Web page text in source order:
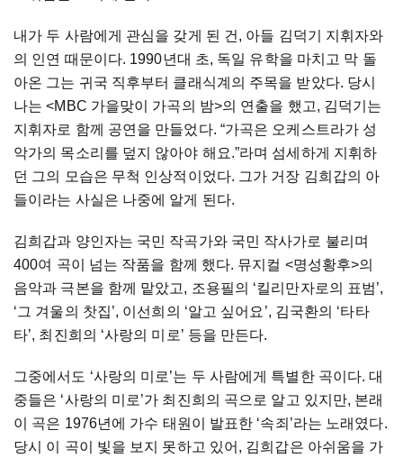
내가 두 사람에게 관심을 갖게 된 건 , 아들 김덕기
지휘자와
의 인연 때문이다. 1990년대 초, 독일 유학을 마치고 막 돌
아온 그는 귀국 직후부터 클래식계의 주목을 받았다. 당시
나는 <MBC 가을맞이 가곡의 밤>의 연출을 했고, 김덕기는
지휘자로 함께 공연을 만들었다. “가곡은 오케스트라가 성
악가의 목소리를 덮지 않아야 해요.”라며 섬세하게 지휘하
던 그의 모습은 무척 인상적이었다. 그가 거장 김희갑의 아
들이라는 사실은 나중에 알게 된다.
김희갑과 양인자는 국민 작곡가와 국민 작사가로 불리며
400여 곡이 넘는 작품을 함께 했다. 뮤지컬 <명성황후>의
음악과 극본을 함께 맡았고, 조용필의 ‘킬리만자로의 표범’,
‘그 겨울의 찻집’, 이선희의 ‘알고 싶어요 ’, 김국환의 ‘타타
타’, 최진희의 ‘사랑의 미로’ 등을 만든다.
그중에서도 ‘사랑의 미로’는 두 사람에게 특별한 곡이다.대
중들은 ‘사랑의 미로’가 최진희의 곡으로 알고 있지만, 본래
이
곡은 1976년에 가수 태원이 발표한 ‘속죄 ’라는 노래였다.
당시
이 곡이 빛을 보지 못하고 있어 , 김희갑은 아쉬움을 가